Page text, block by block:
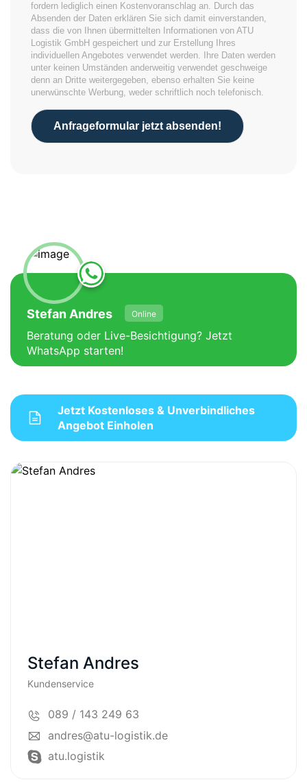
fordern lediglich einen Kostenvoranschlag an. Durch das
Absenden der Daten erklären Sie sich damit einverstanden,
dass die von Ihnen übermittelten Informationen von ATU
Logistik GmbH gespeichert und zur Erstellung Ihres
individuellen Angebotes verwendet werden. Ihre Daten werden
unter keinen Umständen anderweitig verwendet geschweige
denn an Dritte weitergegeben, ebenso erhalten Sie keine
unerwünschte Werbung, weder schriftlich noch telefonisch.
Anfrageformular jetzt absenden!
Stefan Andres Online
Beratung oder Live-Besichtigung? Jetzt
WhatsApp starten!
Jetzt Kostenloses & Unverbindliches
Angebot Einholen
Stefan Andres
Kundenservice
089 / 143 249 63
andres@atu-logistik.de
atu.logistik